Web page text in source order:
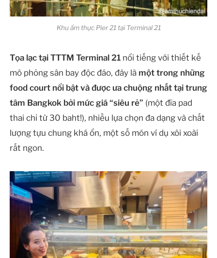
Khu ẩm thực Pier 21 tại Terminal 21
Tọa lạc tại TTTM Terminal 21 nổi tiếng với thiết kế
mô phỏng sân bay độc đáo, đây là một trong những
food court nổi bật và được ưa chuộng nhất tại trung
tâm Bangkok bởi mức giá “siêu rẻ” (một đĩa pad
thai chỉ từ 30 baht!), nhiều lựa chọn đa dạng và chất
lượng tựu chung khá ổn, một số món ví dụ xôi xoài
rất ngon.